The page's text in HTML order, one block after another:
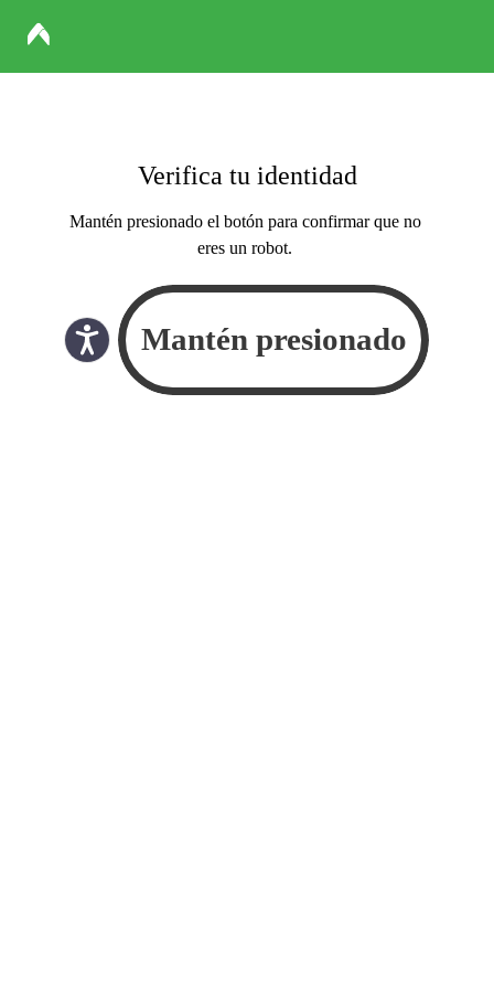
Verifica tu identidad
Mantén presionado el botón para confirmar que no
eres un robot.